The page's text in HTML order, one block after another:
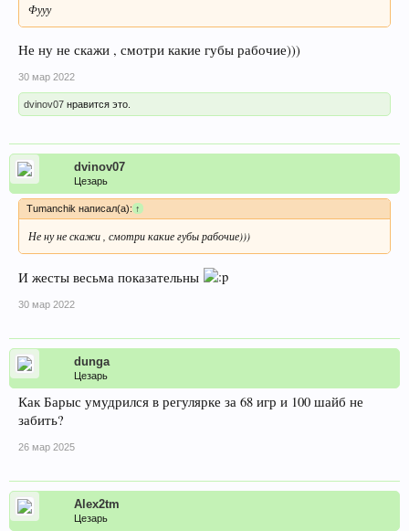
Фууу
Не ну не скажи , смотри какие губы рабочие)))
30 мар 2022
dvinov07 нравится это.
dvinov07
Цезарь
Tumanchik написал(а):↑
Не ну не скажи , смотри какие губы рабочие)))
И жесты весьма показательны
30 мар 2022
dunga
Цезарь
Как Барыс умудрился в регулярке за 68 игр и 100 шайб не
забить?
26 мар 2025
Alex2tm
Цезарь